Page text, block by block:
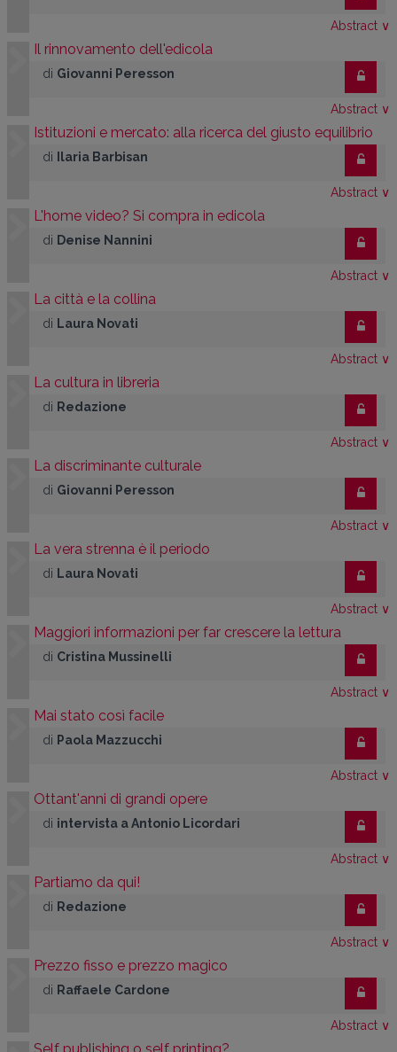
Abstract ∨
Il rinnovamento dell'edicola
di Giovanni Peresson
Abstract ∨
Istituzioni e mercato: alla ricerca del giusto equilibrio
di Ilaria Barbisan
Abstract ∨
L'home video? Si compra in edicola
di Denise Nannini
Abstract ∨
La città e la collina
di Laura Novati
Abstract ∨
La cultura in libreria
di Redazione
Abstract ∨
La discriminante culturale
di Giovanni Peresson
Abstract ∨
La vera strenna è il periodo
di Laura Novati
Abstract ∨
Maggiori informazioni per far crescere la lettura
di Cristina Mussinelli
Abstract ∨
Mai stato così facile
di Paola Mazzucchi
Abstract ∨
Ottant'anni di grandi opere
di intervista a Antonio Licordari
Abstract ∨
Partiamo da qui!
di Redazione
Abstract ∨
Prezzo fisso e prezzo magico
di Raffaele Cardone
Abstract ∨